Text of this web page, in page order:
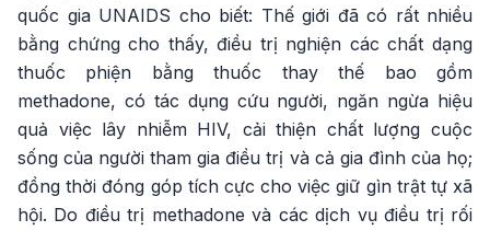
quốc gia UNAIDS cho biết: Thế giới đã có rất nhiều
bằng chứng cho thấy, điều trị nghiện các chất dạng
thuốc phiện bằng thuốc thay thế bao gồm
methadone, có tác dụng cứu người, ngăn ngừa hiệu
quả việc lây nhiễm HIV, cải thiện chất lượng cuộc
sống của người tham gia điều trị và cả gia đình của họ;
đồng thời đóng góp tích cực cho việc giữ gìn trật tự xã
hội. Do điều trị methadone và các dịch vụ điều trị rối